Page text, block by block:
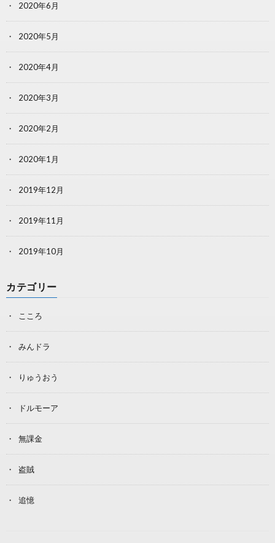
2020年6月
2020年5月
2020年4月
2020年3月
2020年2月
2020年1月
2019年12月
2019年11月
2019年10月
カテゴリー
こころ
みんドラ
りゅうおう
ドルモーア
無課金
盗賊
追憶